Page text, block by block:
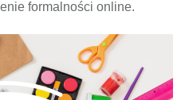
formalności online.